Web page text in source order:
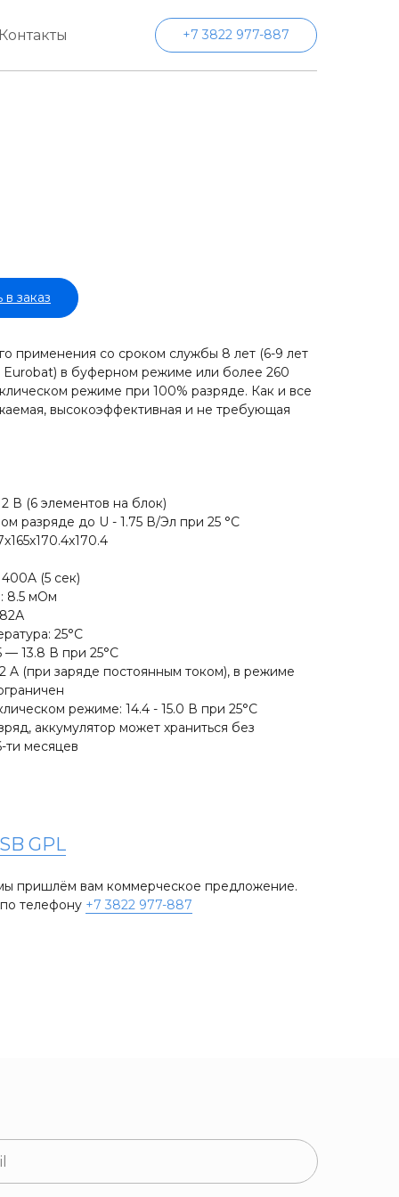
+7 3822 977-887
заказ
применения со сроком службы 8 лет (6-9 лет
в буферном режиме или более 260
режиме при 100% разряде. Как и все
высокоэффективная и не требующая
В (6 элементов на блок)
разряде до U - 1.75 В/Эл при 25 °С
(5 сек)
8.5 мОм
25°С
— 13.8 В при 25°С
A (при заряде постоянным током), в режиме
режиме: 14.4 - 15.0 В при 25°С
аккумулятор может храниться без
ти месяцев
GPL
мы пришлём вам коммерческое предложение.
телефону +7 3822 977-887